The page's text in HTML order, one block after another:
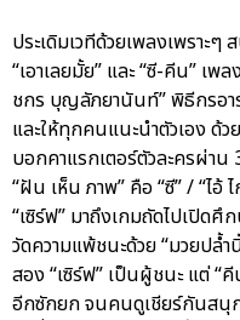
ประเดิมเวทีด้วยเพลงเพราะๆ
“เอาเลยมั้ย” และ “ซี-คีน” เ
ชกร บุญลัภยานันท์” พิธีกรอา
และให้ทุกคนแนะนำตัวเอง ด้ว
บอกคาแรกเตอร์ตัวละครผ่าน
“ฝัน เห็น ภาพ” คือ “ซี” / “ไอ้
“เซิร์ฟ” มาถึงเกมถัดไปเปิดศึ
วัดความแพ้ชนะด้วย “มวยปล้
สอง “เซิร์ฟ” เป็นผู้ชนะ แต่ “
อีกซักยก จนคนดูเชียร์กันสนุก